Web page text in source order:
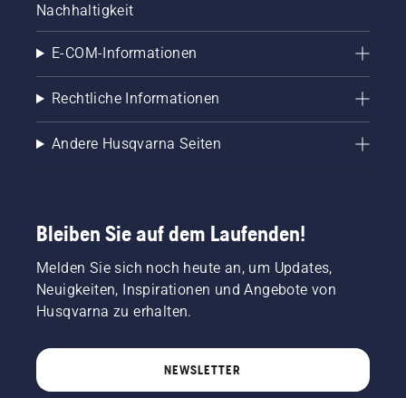
Nachhaltigkeit
E-COM-Informationen
Rechtliche Informationen
Andere Husqvarna Seiten
Bleiben Sie auf dem Laufenden!
Melden Sie sich noch heute an, um Updates,
Neuigkeiten, Inspirationen und Angebote von
Husqvarna zu erhalten.
NEWSLETTER